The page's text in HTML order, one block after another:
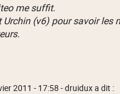
me suffit.
(v6) pour savoir les
2011 - 17:58 - druidux a dit :